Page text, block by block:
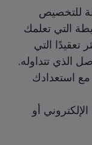
للتخصيص
التي تعلمك
تعقيدًا التي
الذي تتداوله.
مع استعدادك
أو